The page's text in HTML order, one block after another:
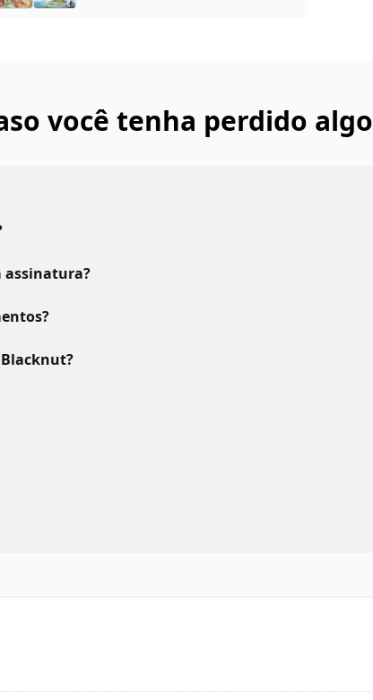
você tenha perdido algo
assinatura?